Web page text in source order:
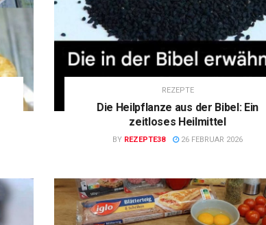
REZEPTE
Die Heilpflanze aus der Bibel: Ein
zeitloses Heilmittel
BY REZEPTE38 26 FEBRUAR 2026